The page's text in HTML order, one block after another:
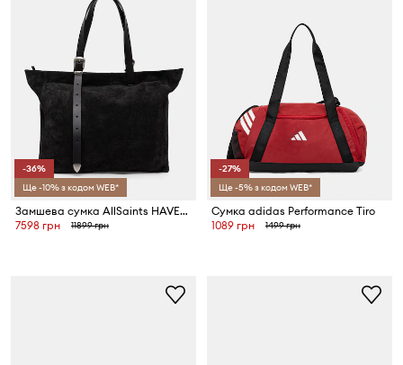
-36%
Ще -10% з кодом WEB*
Замшева сумка AllSaints HAVEN
7598 грн
11899 грн
-27%
Ще -5% з кодом WEB*
Сумка adidas Performance Tiro
1089 грн
1499 грн